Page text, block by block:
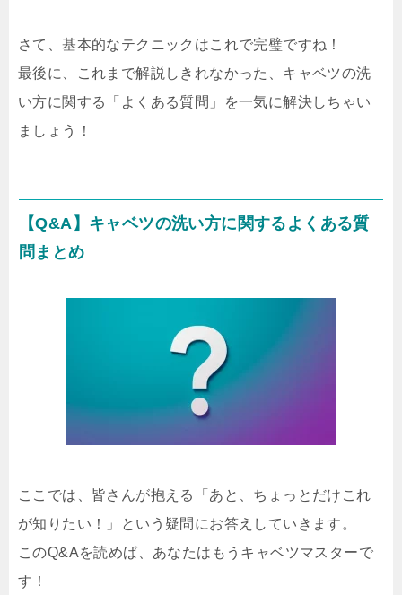
さて、基本的なテクニックはこれで完璧ですね！
最後に、これまで解説しきれなかった、キャベツの洗
い方に関する「よくある質問」を一気に解決しちゃい
ましょう！
【Q&A】キャベツの洗い方に関するよくある質
問まとめ
ここでは、皆さんが抱える「あと、ちょっとだけこれ
が知りたい！」という疑問にお答えしていきます。
このQ&Aを読めば、あなたはもうキャベツマスターで
す！